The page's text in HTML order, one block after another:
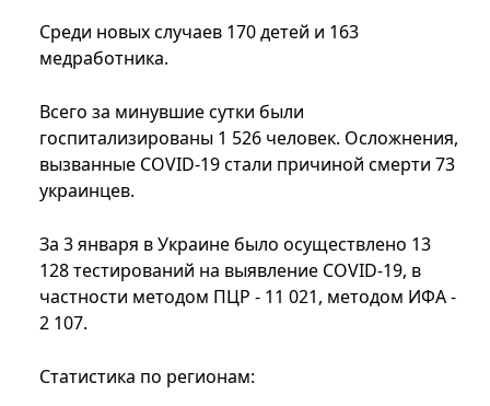
Среди новых случаев 170 детей и 163
медработника.
Всего за минувшие сутки были
госпитализированы 1 526 человек. Осложнения,
вызванные COVID-19 стали причиной смерти 73
украинцев.
За 3 января в Украине было осуществлено 13
128 тестирований на выявление COVID-19, в
частности методом ПЦР - 11 021, методом ИФА -
2 107.
Статистика по регионам: